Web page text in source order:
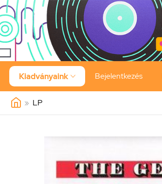
Kiadványaink  Bejelentkezés
» LP